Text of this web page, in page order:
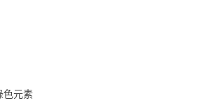
色元素